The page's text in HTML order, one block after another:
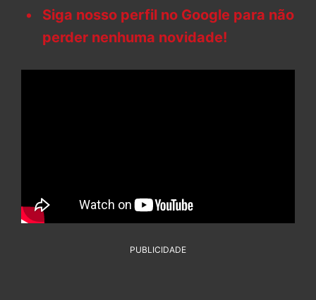
Siga nosso perfil no Google para não
perder nenhuma novidade!
PUBLICIDADE